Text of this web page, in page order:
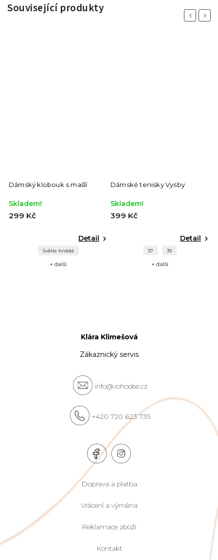
Související produkty
Previous
Dámský klobouk s mašlí
Skladem!
299 Kč
Detail
Světle hnědá
+ další
Dámské tenisky Vysby
Skladem!
399 Kč
Detail
37 39
+ další
Next
Klára Klimešová
Zákaznický servis
info@vohodse.cz
+420 720 623 735
Doprava a platba
Vrácení a výměna
Reklamace zboží
Kontakt